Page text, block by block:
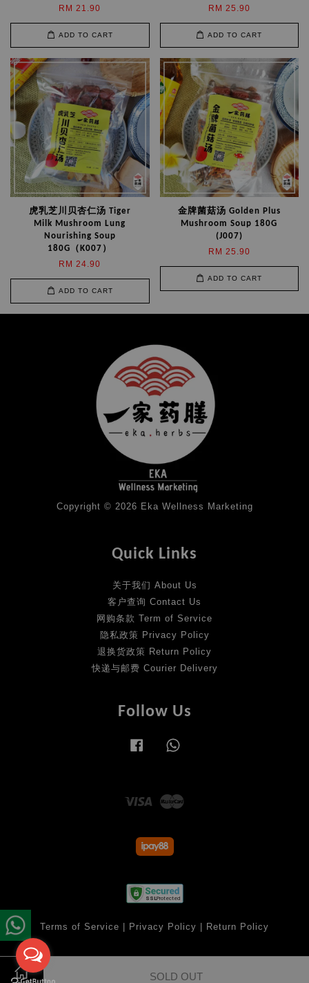
SOLD OUT
RM 21.90
ADD TO CART
RM 25.90
ADD TO CART
虎乳芝川贝杏仁汤 Tiger
Milk Mushroom Lung
Nourishing Soup
180G（K007）
RM 24.90
ADD TO CART
金牌菌菇汤 Golden Plus
Mushroom Soup 180G
(J007)
RM 25.90
ADD TO CART
Copyright © 2026 Eka Wellness Marketing
Quick Links
关于我们 About Us
客户查询 Contact Us
网购条款 Term of Service
隐私政策 Privacy Policy
退换货政策 Return Policy
快递与邮费 Courier Delivery
Follow Us
Facebook
Visa
Terms of Service | Privacy Policy | Return Policy
Share on Facebook